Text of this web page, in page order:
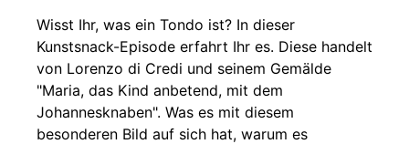
Wisst Ihr, was ein Tondo ist? In dieser
Kunstsnack-Episode erfahrt Ihr es. Diese handelt
von Lorenzo di Credi und seinem Gemälde
"Maria, das Kind anbetend, mit dem
Johannesknaben". Was es mit diesem
besonderen Bild auf sich hat, warum es